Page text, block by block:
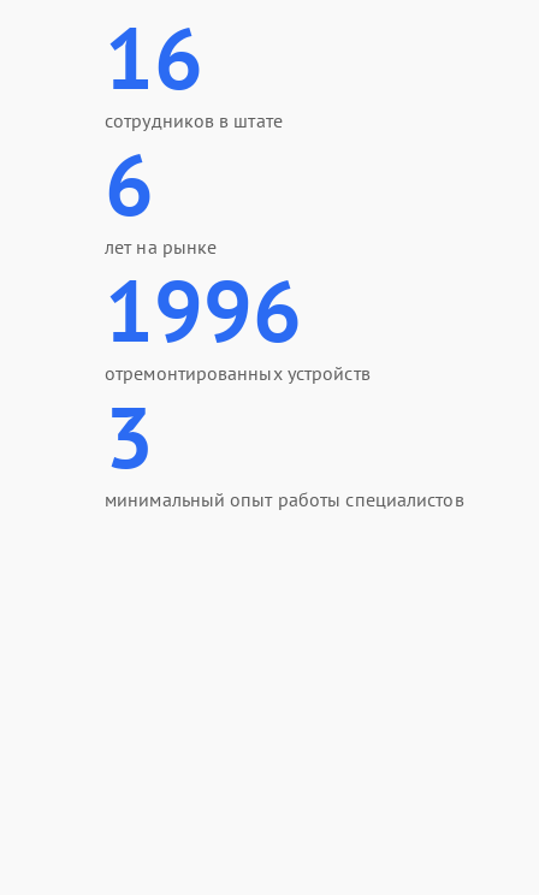
16
сотрудников в штате
6
лет на рынке
1996
отремонтированных устройств
3
минимальный опыт работы специалистов